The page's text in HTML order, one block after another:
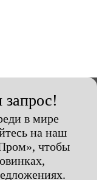
запрос!
в мире
на наш
чтобы